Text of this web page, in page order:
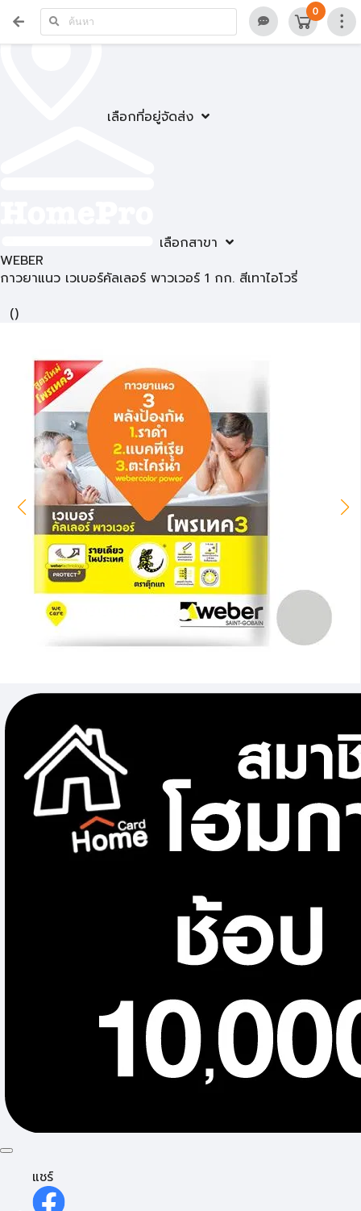
เลือกที่อยู่จัดส่ง
เลือกสาขา
0
WEBER
กาวยาแนว เวเบอร์คัลเลอร์ พาวเวอร์ 1 กก. สีเทาไอโวรี่
()
แชร์